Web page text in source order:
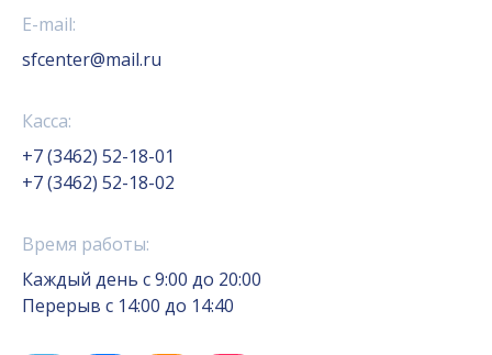
E-mail:
sfcenter@mail.ru
Касса:
+7 (3462) 52-18-01
+7 (3462) 52-18-02
Время работы:
Каждый день с 9:00 до 20:00
Перерыв с 14:00 до 14:40